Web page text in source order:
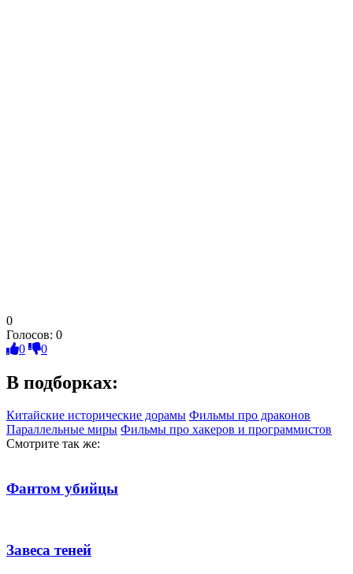
0
Голосов: 0
0
0
В подборках:
Китайские исторические дорамы Фильмы про драконов
Параллельные миры Фильмы про хакеров и программистов
Смотрите так же:
Фантом убийцы
Завеса теней